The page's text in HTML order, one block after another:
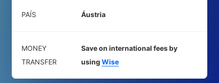
PAÍS Áustria
MONEY
TRANSFER
Save on international fees by
using Wise